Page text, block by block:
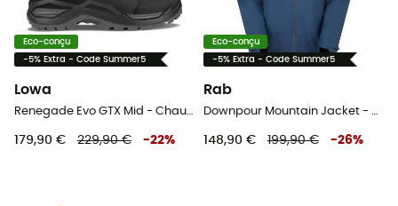
Eco-conçu
-5% Extra - Code Summer5
Lowa
Renegade Evo GTX Mid - Chaussures randonnée homme
179,90 € 229,90 € -22%
Eco-conçu
-5% Extra - Code Summer5
Rab
Downpour Mountain Jacket - Veste hardshell femme
148,90 € 199,90 € -26%